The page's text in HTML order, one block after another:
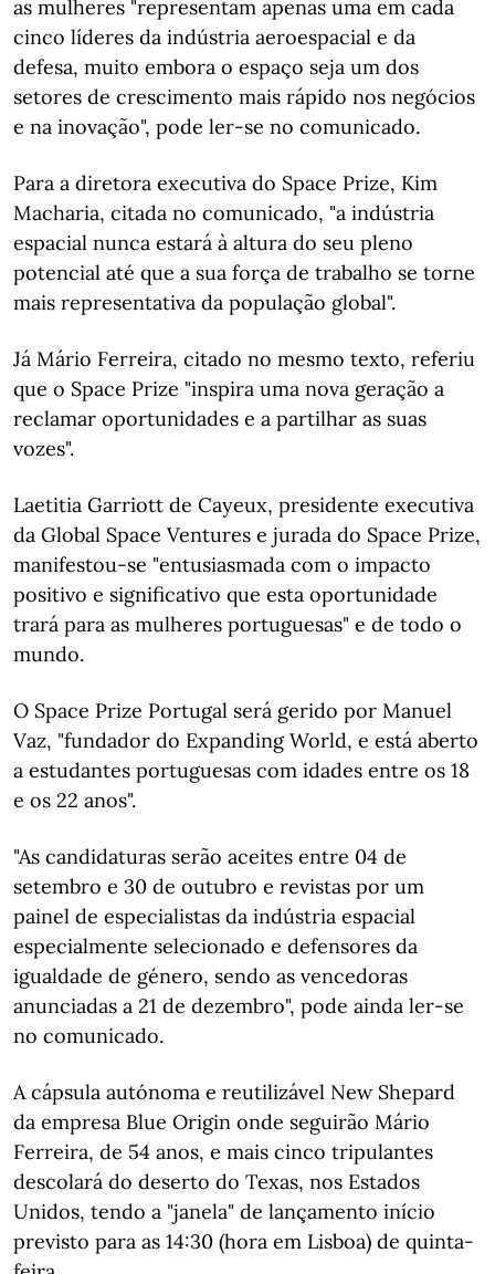
as mulheres "representam apenas uma em cada
cinco líderes da indústria aeroespacial e da
defesa, muito embora o espaço seja um dos
setores de crescimento mais rápido nos negócios
e na inovação", pode ler-se no comunicado.
Para a diretora executiva do Space Prize, Kim
Macharia, citada no comunicado, "a indústria
espacial nunca estará à altura do seu pleno
potencial até que a sua força de trabalho se torne
mais representativa da população global".
Já Mário Ferreira, citado no mesmo texto, referiu
que o Space Prize "inspira uma nova geração a
reclamar oportunidades e a partilhar as suas
vozes".
Laetitia Garriott de Cayeux, presidente executiva
da Global Space Ventures e jurada do Space Prize,
manifestou-se "entusiasmada com o impacto
positivo e significativo que esta oportunidade
trará para as mulheres portuguesas" e de todo o
mundo.
O Space Prize Portugal será gerido por Manuel
Vaz, "fundador do Expanding World, e está aberto
a estudantes portuguesas com idades entre os 18
e os 22 anos".
"As candidaturas serão aceites entre 04 de
setembro e 30 de outubro e revistas por um
painel de especialistas da indústria espacial
especialmente selecionado e defensores da
igualdade de género, sendo as vencedoras
anunciadas a 21 de dezembro", pode ainda ler-se
no comunicado.
A cápsula autónoma e reutilizável New Shepard
da empresa Blue Origin onde seguirão Mário
Ferreira, de 54 anos, e mais cinco tripulantes
descolará do deserto do Texas, nos Estados
Unidos, tendo a "janela" de lançamento início
previsto para as 14:30 (hora em Lisboa) de quinta-